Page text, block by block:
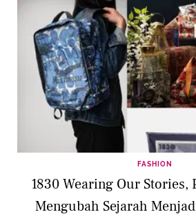
FASHION
1830 Wearing Our Stories,
Mengubah Sejarah